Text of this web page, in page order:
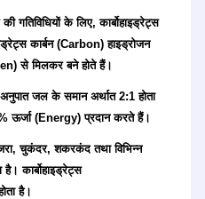
गतिविधियों के लिए, कार्बोहाइड्रेट्स
कार्बन (Carbon) हाइड्रोजन
से मिलकर बने होते हैं।
जल के समान अर्थात 2:1 होता
ऊर्जा (Energy) प्रदान करते हैं।
चुकंदर, शकरकंद तथा विभिन्न
कार्बोहाइड्रेट्स
है।